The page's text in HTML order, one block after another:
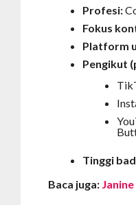
Profesi:
Fokus
Platform
Pengikut
Tinggi
Baca juga: